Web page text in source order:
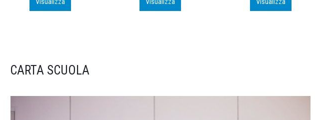
CARTA SCUOLA